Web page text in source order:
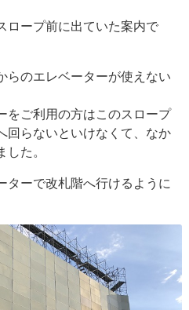
ロープ前に出ていた案内で
らのエレベーターが使えない
をご利用の方はこのスロープ
回らないといけなくて、なか
した。
ターで改札階へ行けるように